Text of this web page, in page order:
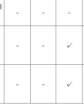
- - -
- - ✓
- - ✓